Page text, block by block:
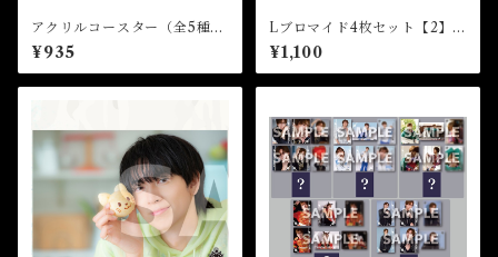
アクリルコースター（全5種）
★35th Birthday Event
¥935
Lブロマイド4枚セット【2】
（全8種）★芸能23周年記念イ
ベント
¥1,100